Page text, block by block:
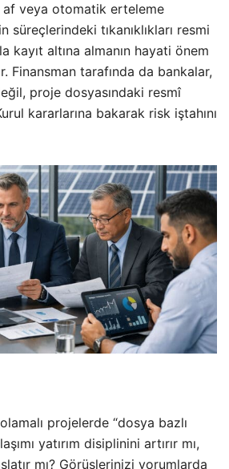
af veya otomatik erteleme
süreçlerindeki tıkanıklıkları resmi
kayıt altına almanın hayati önem
Finansman tarafında da bankalar,
proje dosyasındaki resmî
kararlarına bakarak risk iştahını
projelerde “dosya bazlı
yatırım disiplinini artırır mı,
mı? Görüşlerinizi yorumlarda